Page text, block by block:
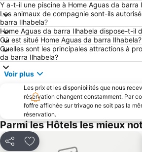
Y a-t-il une piscine à Home Aguas da barra
Les animaux de compagnie sont-ils
barra Ilhabela?
Home Aguas da barra Ilhabela dispose-t-il
Où est situé Home Aguas da barra Ilhabela?
Quelles sont les principales attractions à
da barra Ilhabela?
Voir plus
Les prix et les disponibilités que nous
réservation changent constamment. Par
l’offre affichée sur trivago ne soit pas la
réservation.
Parmi les Hôtels les mieux
PartagerAjouter à mes favoris